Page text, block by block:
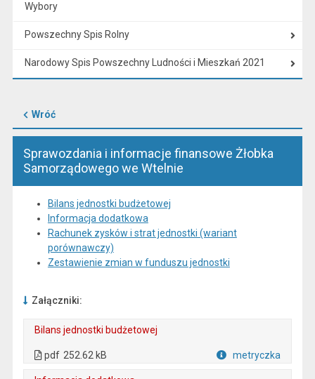
Wybory
Powszechny Spis Rolny
Narodowy Spis Powszechny Ludności i Mieszkań 2021
Wróć
Sprawozdania i informacje finansowe Żłobka
Samorządowego we Wtelnie
Bilans jednostki budżetowej
Informacja dodatkowa
Rachunek zysków i strat jednostki (wariant
porównawczy)
Zestawienie zmian w funduszu jednostki
Załączniki:
Bilans jednostki budżetowej
pdf 252.62 kB metryczka